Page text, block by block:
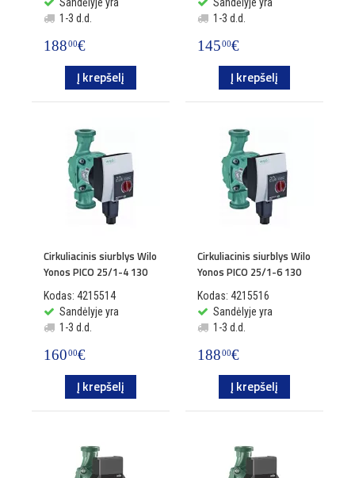
Sandėlyje yra
1-3 d.d.
18800€
Į krepšelį
Sandėlyje yra
1-3 d.d.
14500€
Į krepšelį
Cirkuliacinis siurblys Wilo
Yonos PICO 25/1-4 130
Kodas: 4215514
Sandėlyje yra
1-3 d.d.
16000€
Į krepšelį
Cirkuliacinis siurblys Wilo
Yonos PICO 25/1-6 130
Kodas: 4215516
Sandėlyje yra
1-3 d.d.
18800€
Į krepšelį